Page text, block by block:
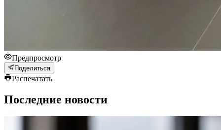
Предпросмотр
Поделиться
Распечатать
Последние новости